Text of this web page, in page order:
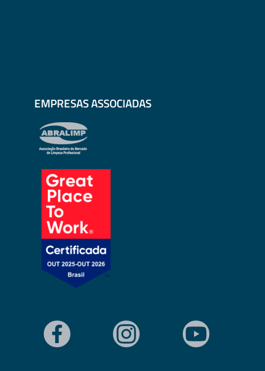
EMPRESAS ASSOCIADAS